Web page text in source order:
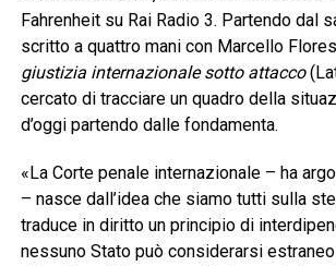
Fahrenheit su Rai Radio 3. Partendo dal
scritto a quattro mani con Marcello
giustizia internazionale sotto attacco
cercato di tracciare un quadro della
d’oggi partendo dalle fondamenta.
«La Corte penale internazionale – ha
– nasce dall’idea che siamo tutti sulla
traduce in diritto un principio di
nessuno Stato può considerarsi